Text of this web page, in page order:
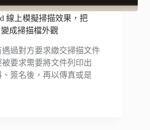
線上模擬掃描效果，把
成掃描檔外觀
過對方要求繳交掃描文件
要求需要將文件列印出
簽名後，再以傳真或是